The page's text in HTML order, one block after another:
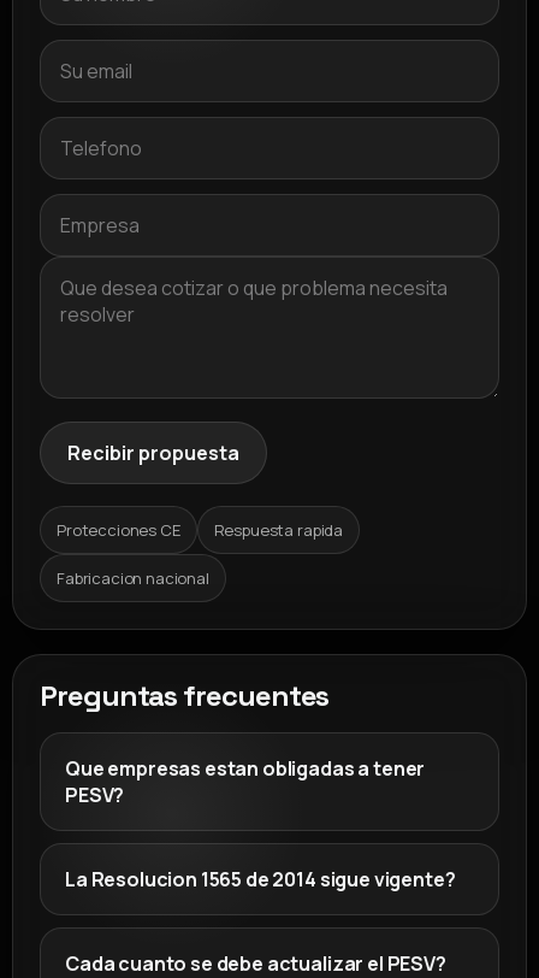
Recibir propuesta
Protecciones CE Respuesta rapida
Fabricacion nacional
Preguntas frecuentes
Que empresas estan obligadas a tener
PESV?
La Resolucion 1565 de 2014 sigue vigente?
Cada cuanto se debe actualizar el PESV?